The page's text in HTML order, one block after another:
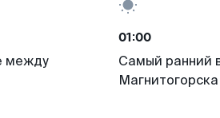
между
01:00
Самый ранний
Магнитогорска